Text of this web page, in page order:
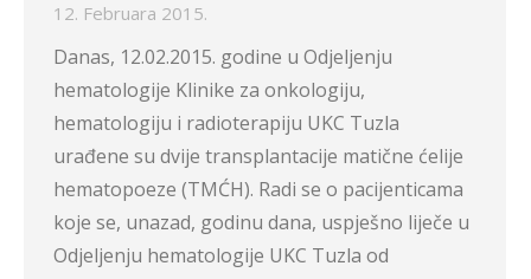
12. Februara 2015.
Danas, 12.02.2015. godine u Odjeljenju
hematologije Klinike za onkologiju,
hematologiju i radioterapiju UKC Tuzla
urađene su dvije transplantacije matične ćelije
hematopoeze (TMĆH). Radi se o pacijenticama
koje se, unazad, godinu dana, uspješno liječe u
Odjeljenju hematologije UKC Tuzla od